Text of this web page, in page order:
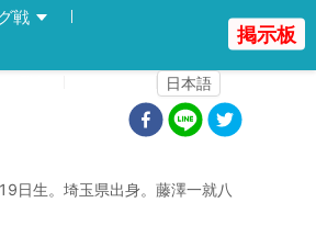
戦
日本語
掲示板
日生。埼玉県出身。藤澤一就八